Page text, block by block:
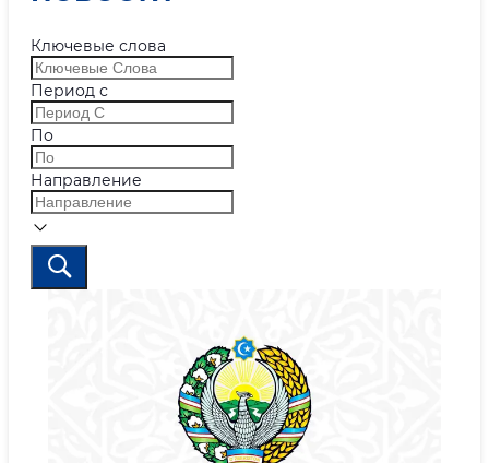
Ключевые слова
Период с
По
Направление